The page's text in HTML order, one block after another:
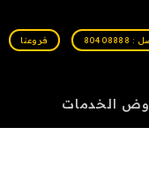
فروعنا
الخدمات